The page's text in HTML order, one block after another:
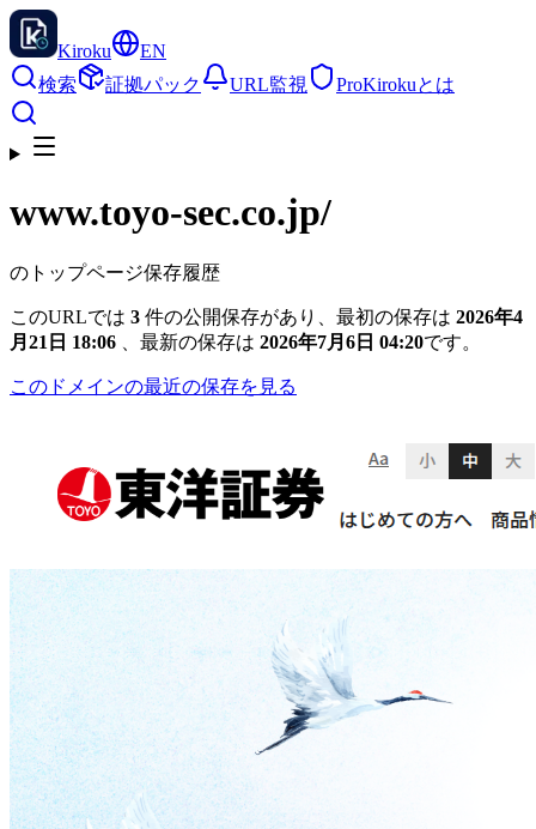
Kiroku
EN
検索
証拠パック URL監視 ProKirokuとは
www.toyo-sec.co.jp/
のトップページ保存履歴
このURLでは 3 件の公開保存があり、最初の保存は 2026年4
月21日 18:06
、最新の保存は 2026年7月6日 04:20です。
このドメインの最近の保存を見る